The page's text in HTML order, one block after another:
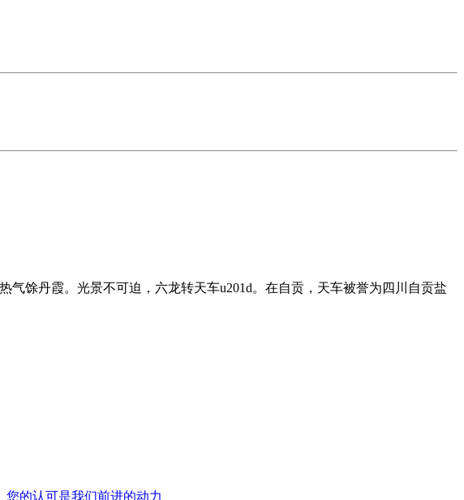
气馀丹霞。光景不可迫，六龙转天车u201d。在自贡，天车被誉为四川自贡盐
您的认可是我们前进的动力